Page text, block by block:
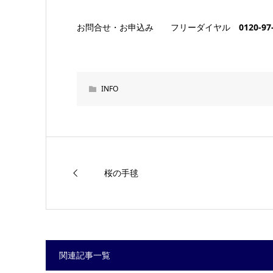
お問合せ・お申込み フリーダイヤル 0120-
INFO
桜の手毬
関連記事一覧